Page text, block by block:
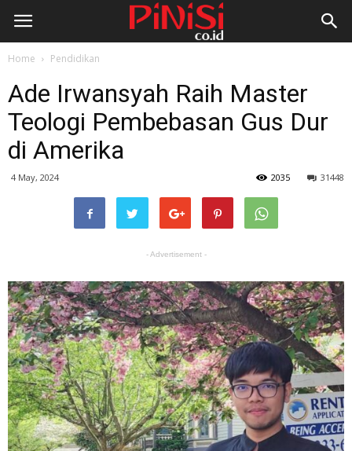
Home Pendidikan
Ade Irwansyah Raih Master
Teologi Pembebasan Gus Dur
di Amerika
4 May, 2024 31448
2035
- Advertisement -